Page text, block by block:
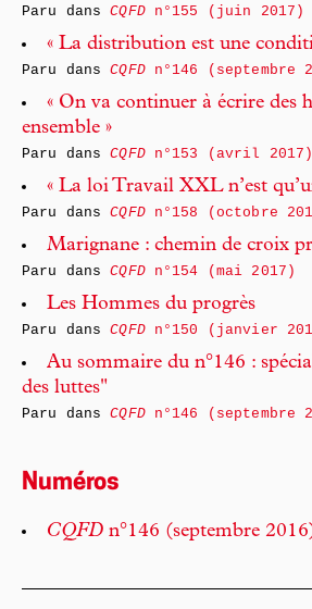
Paru dansCQFDn°155 (juin 2017)
« La distribution est une
Paru dansCQFDn°146 (septembre
« On va continuer à écrire des
ensemble »
Paru dansCQFDn°153 (avril 2017)
« La loi Travail XXL n’est
Paru dansCQFDn°158 (octobre
Marignane : chemin de croix
Paru dansCQFDn°154 (mai 2017)
Les Hommes du progrès
Paru dansCQFDn°150 (janvier
Au sommaire du n°146 :
des luttes"
Paru dansCQFDn°146 (septembre
Numéros
CQFD n°146 (septembre